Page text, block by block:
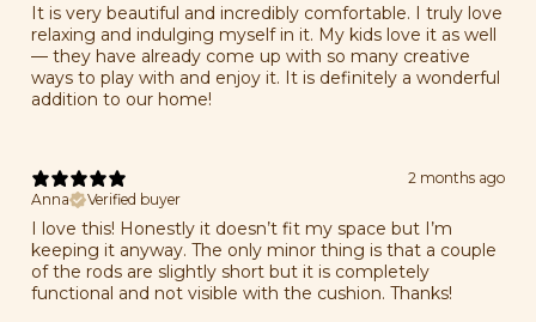
It is very beautiful and incredibly comfortable. I truly love
relaxing and indulging myself in it. My kids love it as well
— they have already come up with so many creative
ways to play with and enjoy it. It is definitely a wonderful
addition to our home!
2 months ago
Anna
Verified buyer
I love this! Honestly it doesn’t fit my space but I’m
keeping it anyway. The only minor thing is that a couple
of the rods are slightly short but it is completely
functional and not visible with the cushion. Thanks!